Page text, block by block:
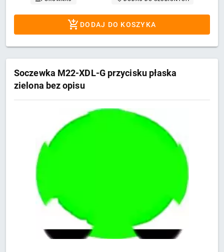
DODAJ DO KOSZYKA
Soczewka M22-XDL-G przycisku płaska
zielona bez opisu